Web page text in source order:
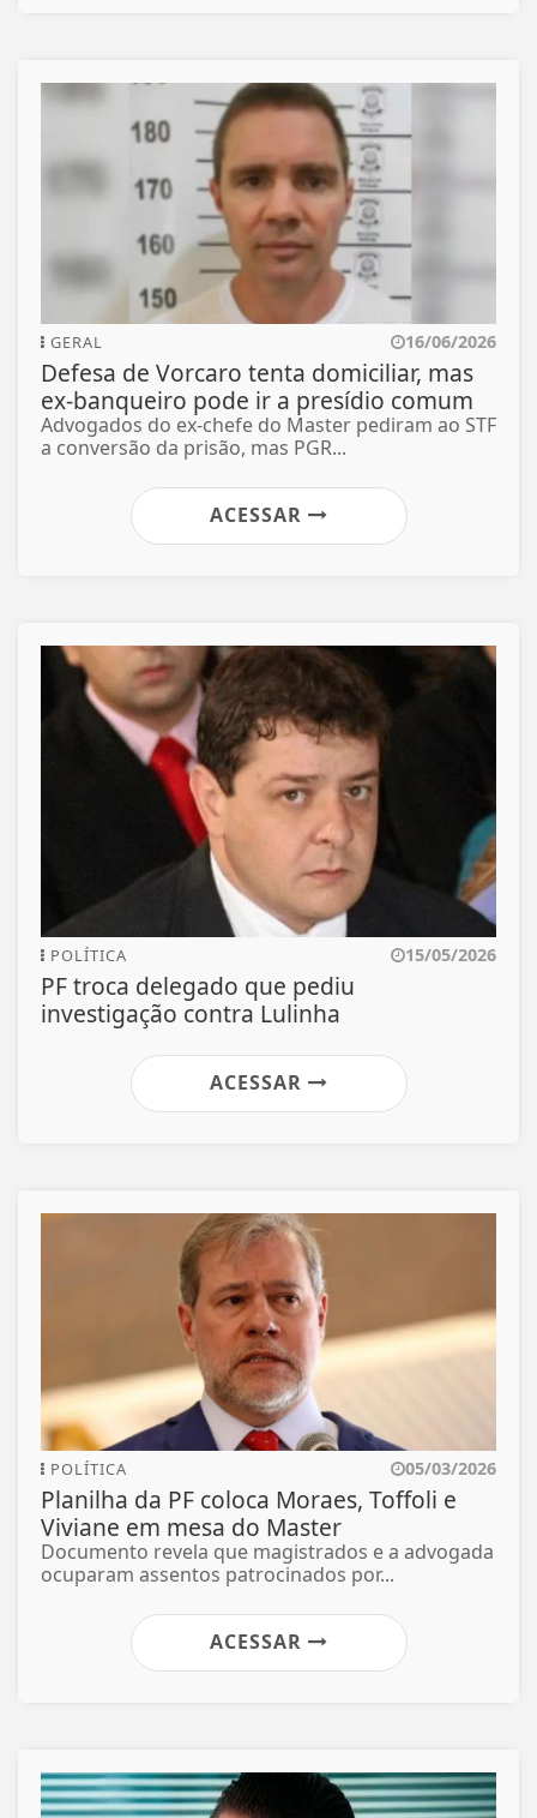
GERAL 16/06/2026
Defesa de Vorcaro tenta domiciliar, mas
ex-banqueiro pode ir a presídio comum
Advogados do ex-chefe do Master pediram ao STF
a conversão da prisão, mas PGR...
ACESSAR
POLÍTICA 15/05/2026
PF troca delegado que pediu
investigação contra Lulinha
ACESSAR
POLÍTICA 05/03/2026
Planilha da PF coloca Moraes, Toffoli e
Viviane em mesa do Master
Documento revela que magistrados e a advogada
ocuparam assentos patrocinados por...
ACESSAR